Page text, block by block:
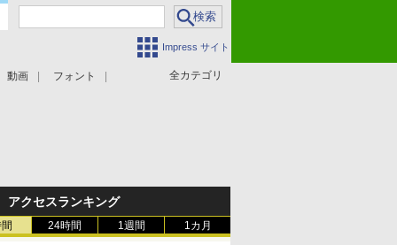
Impress サイト
全カテゴリ
動画 フォント
アクセスランキング
24時間 1週間 1カ月